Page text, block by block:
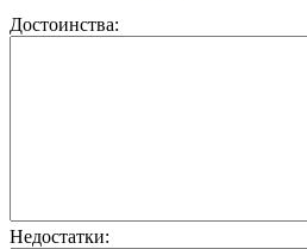
Достоинства:
Недостатки: